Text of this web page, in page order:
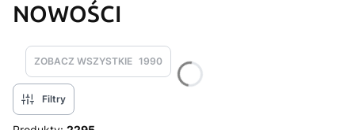
NOWOŚCI
ZOBACZ WSZYSTKIE 1990
Filtry